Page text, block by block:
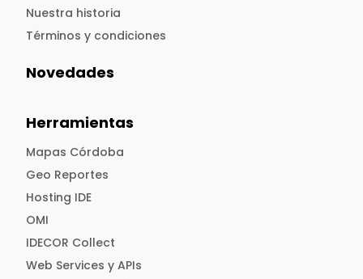
Nuestra historia
Términos y condiciones
Novedades
Herramientas
Mapas Córdoba
Geo Reportes
Hosting IDE
OMI
IDECOR Collect
Web Services y APIs